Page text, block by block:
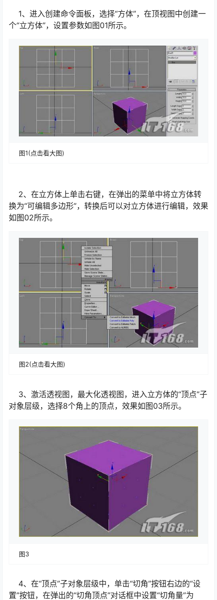
1、进入创建命令面板，选择“方体”，在顶视图中创建一
个“立方体”，设置参数如图01所示。
图1(点击看大图)
2、在立方体上单击右键，在弹出的菜单中将立方体转
换为“可编辑多边形”，转换后可以对立方体进行编辑，效果
如图02所示。
图2(点击看大图)
3、激活透视图，最大化透视图，进入立方体的“顶点”子
对象层级，选择8个角上的顶点，效果如图03所示。
图3
4、在“顶点”子对象层级中，单击“切角”按钮右边的“设
置”按钮，在弹出的“切角顶点”对话框中设置“切角量”为